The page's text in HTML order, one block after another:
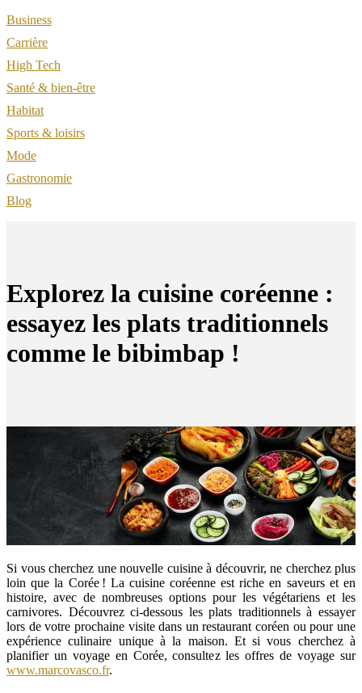
Business
Carrière
High Tech
Santé & bien-être
Habitat
Sports & loisirs
Mode
Gastronomie
Blog
Explorez la cuisine coréenne :
essayez les plats traditionnels
comme le bibimbap !
Si vous cherchez une nouvelle cuisine à découvrir, ne cherchez plus
loin que la Corée ! La cuisine coréenne est riche en saveurs et en
histoire, avec de nombreuses options pour les végétariens et les
carnivores. Découvrez ci-dessous les plats traditionnels à essayer
lors de votre prochaine visite dans un restaurant coréen ou pour une
expérience culinaire unique à la maison. Et si vous cherchez à
planifier un voyage en Corée, consultez les offres de voyage sur
www.marcovasco.fr.